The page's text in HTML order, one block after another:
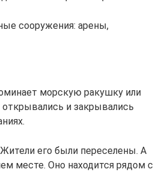
сооружения: арены,
морскую ракушку или
и закрывались
его были переселены. А
месте. Оно находится рядом с